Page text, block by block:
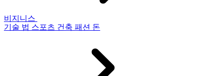
비지니스
기술 법 스포츠 건축 패션 돈